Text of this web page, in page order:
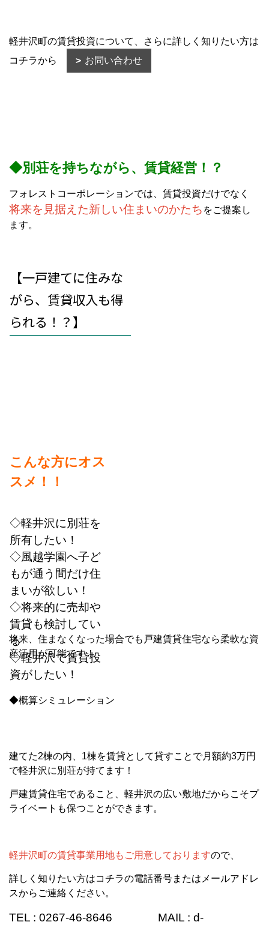
軽井沢町の賃貸投資について、さらに詳しく知りたい方は
コチラから
お問い合わせ
◆別荘を持ちながら、賃貸経営！？
フォレストコーポレーションでは、賃貸投資だけでなく
将来を見据えた新しい住まいのかたち をご提案し
ます。
【一戸建てに住みな
がら、賃貸収入も得
られる！？】
こんな方にオス
スメ！！
◇軽井沢に別荘を
所有したい！
◇風越学園へ子ど
もが通う間だけ住
まいが欲しい！
◇将来的に売却や
賃貸も検討してい
る
◇軽井沢で賃貸投
資がしたい！
将来、住まなくなった場合でも戸建賃貸住宅なら柔軟な資
産活用が可能です！
◆概算シミュレーション
建てた2棟の内、1棟を賃貸として貸すことで月額約3万円
で軽井沢に別荘が持てます！
戸建賃貸住宅であること、軽井沢の広い敷地だからこそプ
ライベートも保つことができます。
軽井沢町の賃貸事業用地もご用意しておりますので、
詳しく知りたい方はコチラの電話番号またはメールアドレ
スからご連絡ください。
TEL : 0267-46-8646 MAIL : d-